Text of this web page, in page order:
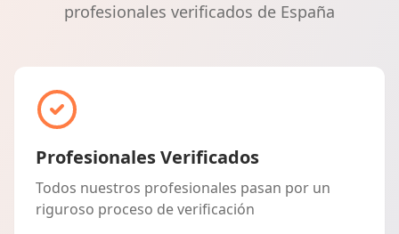
profesionales verificados de España
Profesionales Verificados
Todos nuestros profesionales pasan por un
riguroso proceso de verificación